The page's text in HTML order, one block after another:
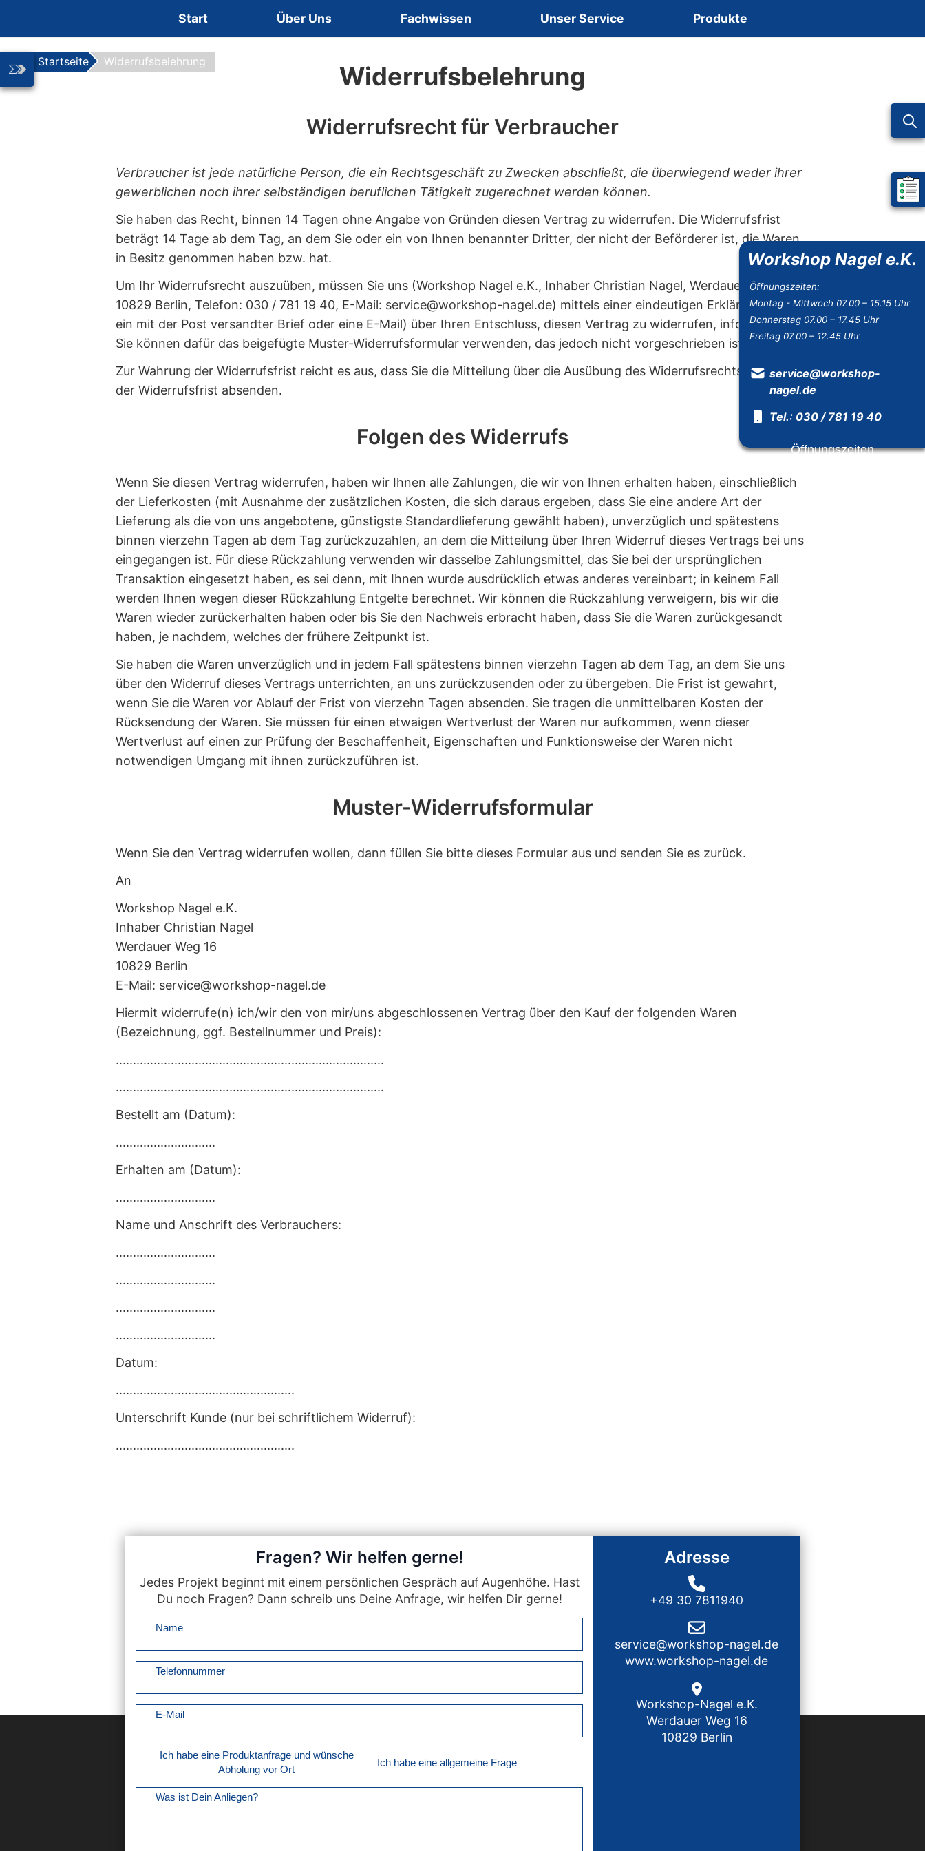
Start Über Uns Fachwissen Unser Service Produkte
Startseite Widerrufsbelehrung
Mein
Workshop Nagel e.K.
Öffnungszeiten:
Montag - Mittwoch 07.00 – 15.15 Uhr
Donnerstag 07.00 – 17.45 Uhr
Freitag 07.00 – 12.45 Uhr
service@workshop-
nagel.de
Tel.: 030 / 781 19 40
Öffnungszeiten
Widerrufsbelehrung
Widerrufsrecht für Verbraucher
Verbraucher ist jede natürliche Person, die ein Rechtsgeschäft zu Zwecken abschließt, die überwiegend weder ihrer
gewerblichen noch ihrer selbständigen beruflichen Tätigkeit zugerechnet werden können.
Sie haben das Recht, binnen 14 Tagen ohne Angabe von Gründen diesen Vertrag zu widerrufen. Die Widerrufsfrist
beträgt 14 Tage ab dem Tag, an dem Sie oder ein von Ihnen benannter Dritter, der nicht der Beförderer ist, die Waren
in Besitz genommen haben bzw. hat.
Um Ihr Widerrufsrecht auszuüben, müssen Sie uns (Workshop Nagel e.K., Inhaber Christian Nagel, Werdauer Weg 16,
10829 Berlin, Telefon: 030 / 781 19 40, E-Mail: service@workshop-nagel.de) mittels einer eindeutigen Erklärung (z. B.
ein mit der Post versandter Brief oder eine E-Mail) über Ihren Entschluss, diesen Vertrag zu widerrufen, informieren.
Sie können dafür das beigefügte Muster-Widerrufsformular verwenden, das jedoch nicht vorgeschrieben ist.
Zur Wahrung der Widerrufsfrist reicht es aus, dass Sie die Mitteilung über die Ausübung des Widerrufsrechts vor Ablauf
der Widerrufsfrist absenden.
Folgen des Widerrufs
Wenn Sie diesen Vertrag widerrufen, haben wir Ihnen alle Zahlungen, die wir von Ihnen erhalten haben, einschließlich
der Lieferkosten (mit Ausnahme der zusätzlichen Kosten, die sich daraus ergeben, dass Sie eine andere Art der
Lieferung als die von uns angebotene, günstigste Standardlieferung gewählt haben), unverzüglich und spätestens
binnen vierzehn Tagen ab dem Tag zurückzuzahlen, an dem die Mitteilung über Ihren Widerruf dieses Vertrags bei uns
eingegangen ist. Für diese Rückzahlung verwenden wir dasselbe Zahlungsmittel, das Sie bei der ursprünglichen
Transaktion eingesetzt haben, es sei denn, mit Ihnen wurde ausdrücklich etwas anderes vereinbart; in keinem Fall
werden Ihnen wegen dieser Rückzahlung Entgelte berechnet. Wir können die Rückzahlung verweigern, bis wir die
Waren wieder zurückerhalten haben oder bis Sie den Nachweis erbracht haben, dass Sie die Waren zurückgesandt
haben, je nachdem, welches der frühere Zeitpunkt ist.
Sie haben die Waren unverzüglich und in jedem Fall spätestens binnen vierzehn Tagen ab dem Tag, an dem Sie uns
über den Widerruf dieses Vertrags unterrichten, an uns zurückzusenden oder zu übergeben. Die Frist ist gewahrt,
wenn Sie die Waren vor Ablauf der Frist von vierzehn Tagen absenden. Sie tragen die unmittelbaren Kosten der
Rücksendung der Waren. Sie müssen für einen etwaigen Wertverlust der Waren nur aufkommen, wenn dieser
Wertverlust auf einen zur Prüfung der Beschaffenheit, Eigenschaften und Funktionsweise der Waren nicht
notwendigen Umgang mit ihnen zurückzuführen ist.
Muster-Widerrufsformular
Wenn Sie den Vertrag widerrufen wollen, dann füllen Sie bitte dieses Formular aus und senden Sie es zurück.
An
Workshop Nagel e.K.
Inhaber Christian Nagel
Werdauer Weg 16
10829 Berlin
E-Mail: service@workshop-nagel.de
Hiermit widerrufe(n) ich/wir den von mir/uns abgeschlossenen Vertrag über den Kauf der folgenden Waren
(Bezeichnung, ggf. Bestellnummer und Preis):
..............................................................................
..............................................................................
Bestellt am (Datum):
.............................
Erhalten am (Datum):
.............................
Name und Anschrift des Verbrauchers:
.............................
.............................
.............................
.............................
Datum:
....................................................
Unterschrift Kunde (nur bei schriftlichem Widerruf):
....................................................
Fragen? Wir helfen gerne!
Jedes Projekt beginnt mit einem persönlichen Gespräch auf Augenhöhe. Hast
Du noch Fragen? Dann schreib uns Deine Anfrage, wir helfen Dir gerne!
Name
Telefonnummer
E-Mail
Ich habe eine Produktanfrage und wünsche
Abholung vor Ort
Ich habe eine allgemeine Frage
Was ist Dein Anliegen?
Adresse
+49 30 7811940
service@workshop-nagel.de
www.workshop-nagel.de
Workshop-Nagel e.K.
Werdauer Weg 16
10829 Berlin